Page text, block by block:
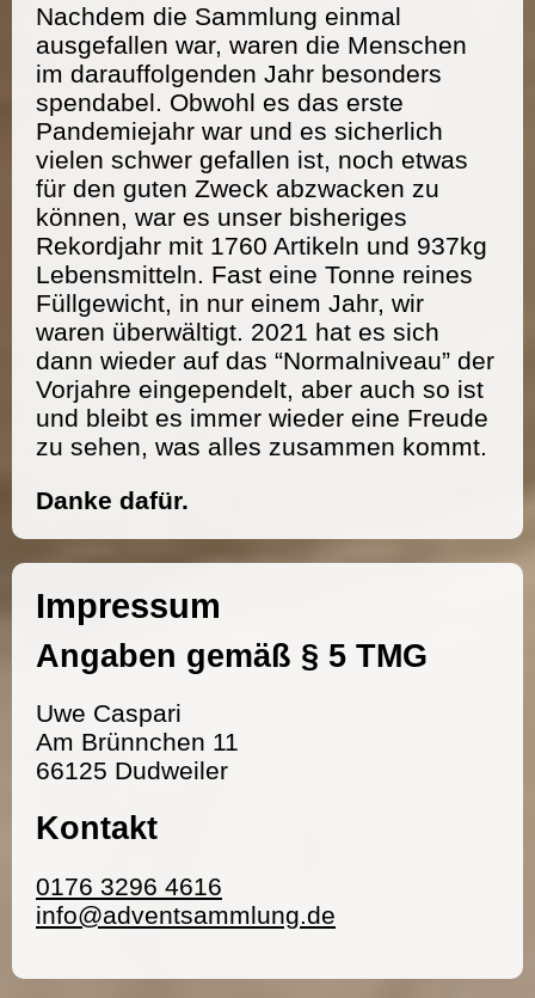
Nachdem die Sammlung einmal
ausgefallen war, waren die Menschen
im darauffolgenden Jahr besonders
spendabel. Obwohl es das erste
Pandemiejahr war und es sicherlich
vielen schwer gefallen ist, noch etwas
für den guten Zweck abzwacken zu
können, war es unser bisheriges
Rekordjahr mit 1760 Artikeln und 937kg
Lebensmitteln. Fast eine Tonne reines
Füllgewicht, in nur einem Jahr, wir
waren überwältigt. 2021 hat es sich
dann wieder auf das “Normalniveau” der
Vorjahre eingependelt, aber auch so ist
und bleibt es immer wieder eine Freude
zu sehen, was alles zusammen kommt.
Danke dafür.
Impressum
Angaben gemäß § 5 TMG
Uwe Caspari
Am Brünnchen 11
66125 Dudweiler
Kontakt
0176 3296 4616
info@adventsammlung.de